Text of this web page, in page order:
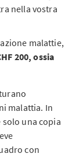
nella vostra
malattie,
200, ossia
malattia. In
solo una copia
con